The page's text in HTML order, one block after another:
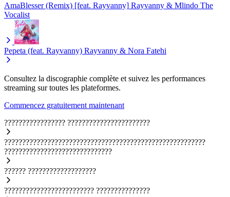
AmaBlesser (Remix) [feat. Rayvanny] Rayvanny & Mlindo The
Vocalist
Pepeta (feat. Rayvanny) Rayvanny & Nora Fatehi
Consultez la discographie complète et suivez les performances
streaming sur toutes les plateformes.
Commencez gratuitement maintenant
????????????????? ???????????????????????
????????????????????????????????????????????????????????
??????????????????????????????
?????? ???????????????????
????????????????????????? ???????????????